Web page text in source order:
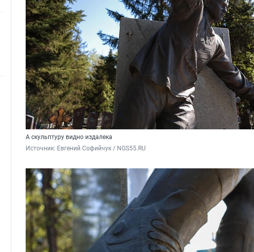
А скульптуру видно издалека
Источник: Евгений Софийчук / NGS55.RU